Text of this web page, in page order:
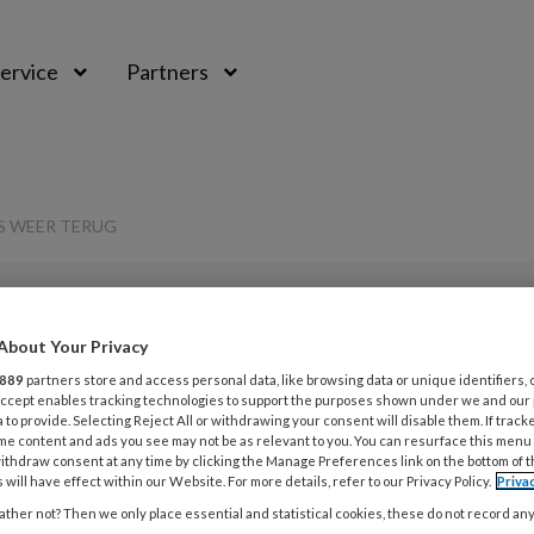
Partners
WEER TERUG
Opslaan Reacties 0 Delen
weer
7
Your Privacy
889 partners store and access personal data, like browsing data or unique identifiers,
enables tracking technologies to support the purposes shown under we and
to provide. Selecting Reject All or withdrawing your consent will disable them. If
content and ads you see may not be as relevant to you. You can resurface this
consent at any time by clicking the Manage Preferences link on the bottom of
will have effect within our Website. For more details, refer to our Privacy Policy.
not? Then we only place essential and statistical cookies, these do not record